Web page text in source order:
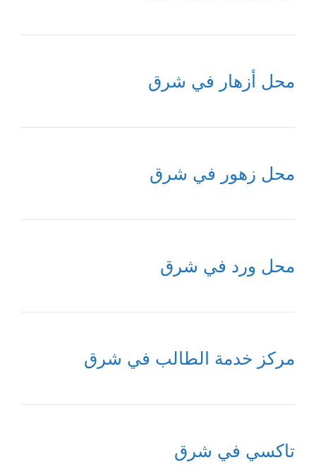
محل أزهار في شرق
محل زهور في شرق
محل ورد في شرق
مركز خدمة الطالب في شرق
تاكسي في شرق